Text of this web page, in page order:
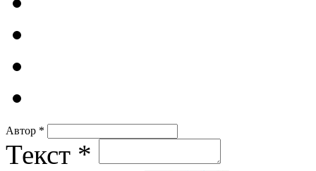
Автор *
Текст *